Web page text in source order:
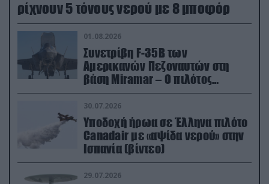
ρίχνουν 5 τόνους νερού με 8 μποφόρ
01.08.2026
Συνετρίβη F-35B των
Αμερικανών Πεζοναυτών στη
βάση Miramar – Ο πιλότος
εκτινάχθηκε εγκαίρως
30.07.2026
Υποδοχή ήρωα σε Έλληνα πιλότο
Canadair με «αψίδα νερού» στην
Ισπανία (βίντεο)
29.07.2026